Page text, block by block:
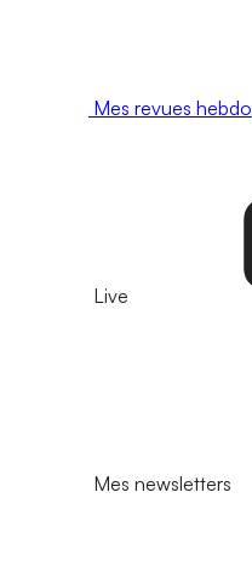
Mes revues hebdo
Live
Mes newsletters